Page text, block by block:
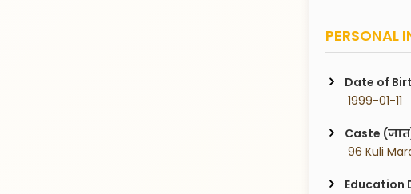
PERSONAL
Date of
1999-01-11
Caste
96 Kuli
Education